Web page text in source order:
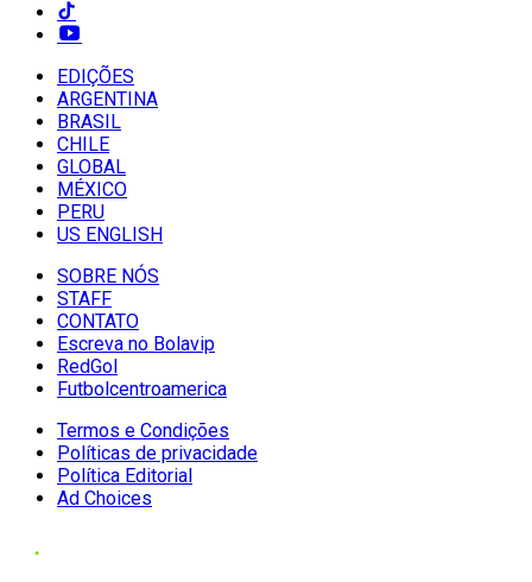
EDIÇÕES
ARGENTINA
BRASIL
CHILE
GLOBAL
MÉXICO
PERU
US ENGLISH
SOBRE NÓS
STAFF
CONTATO
Escreva no Bolavip
RedGol
Futbolcentroamerica
Termos e Condições
Políticas de privacidade
Política Editorial
Ad Choices